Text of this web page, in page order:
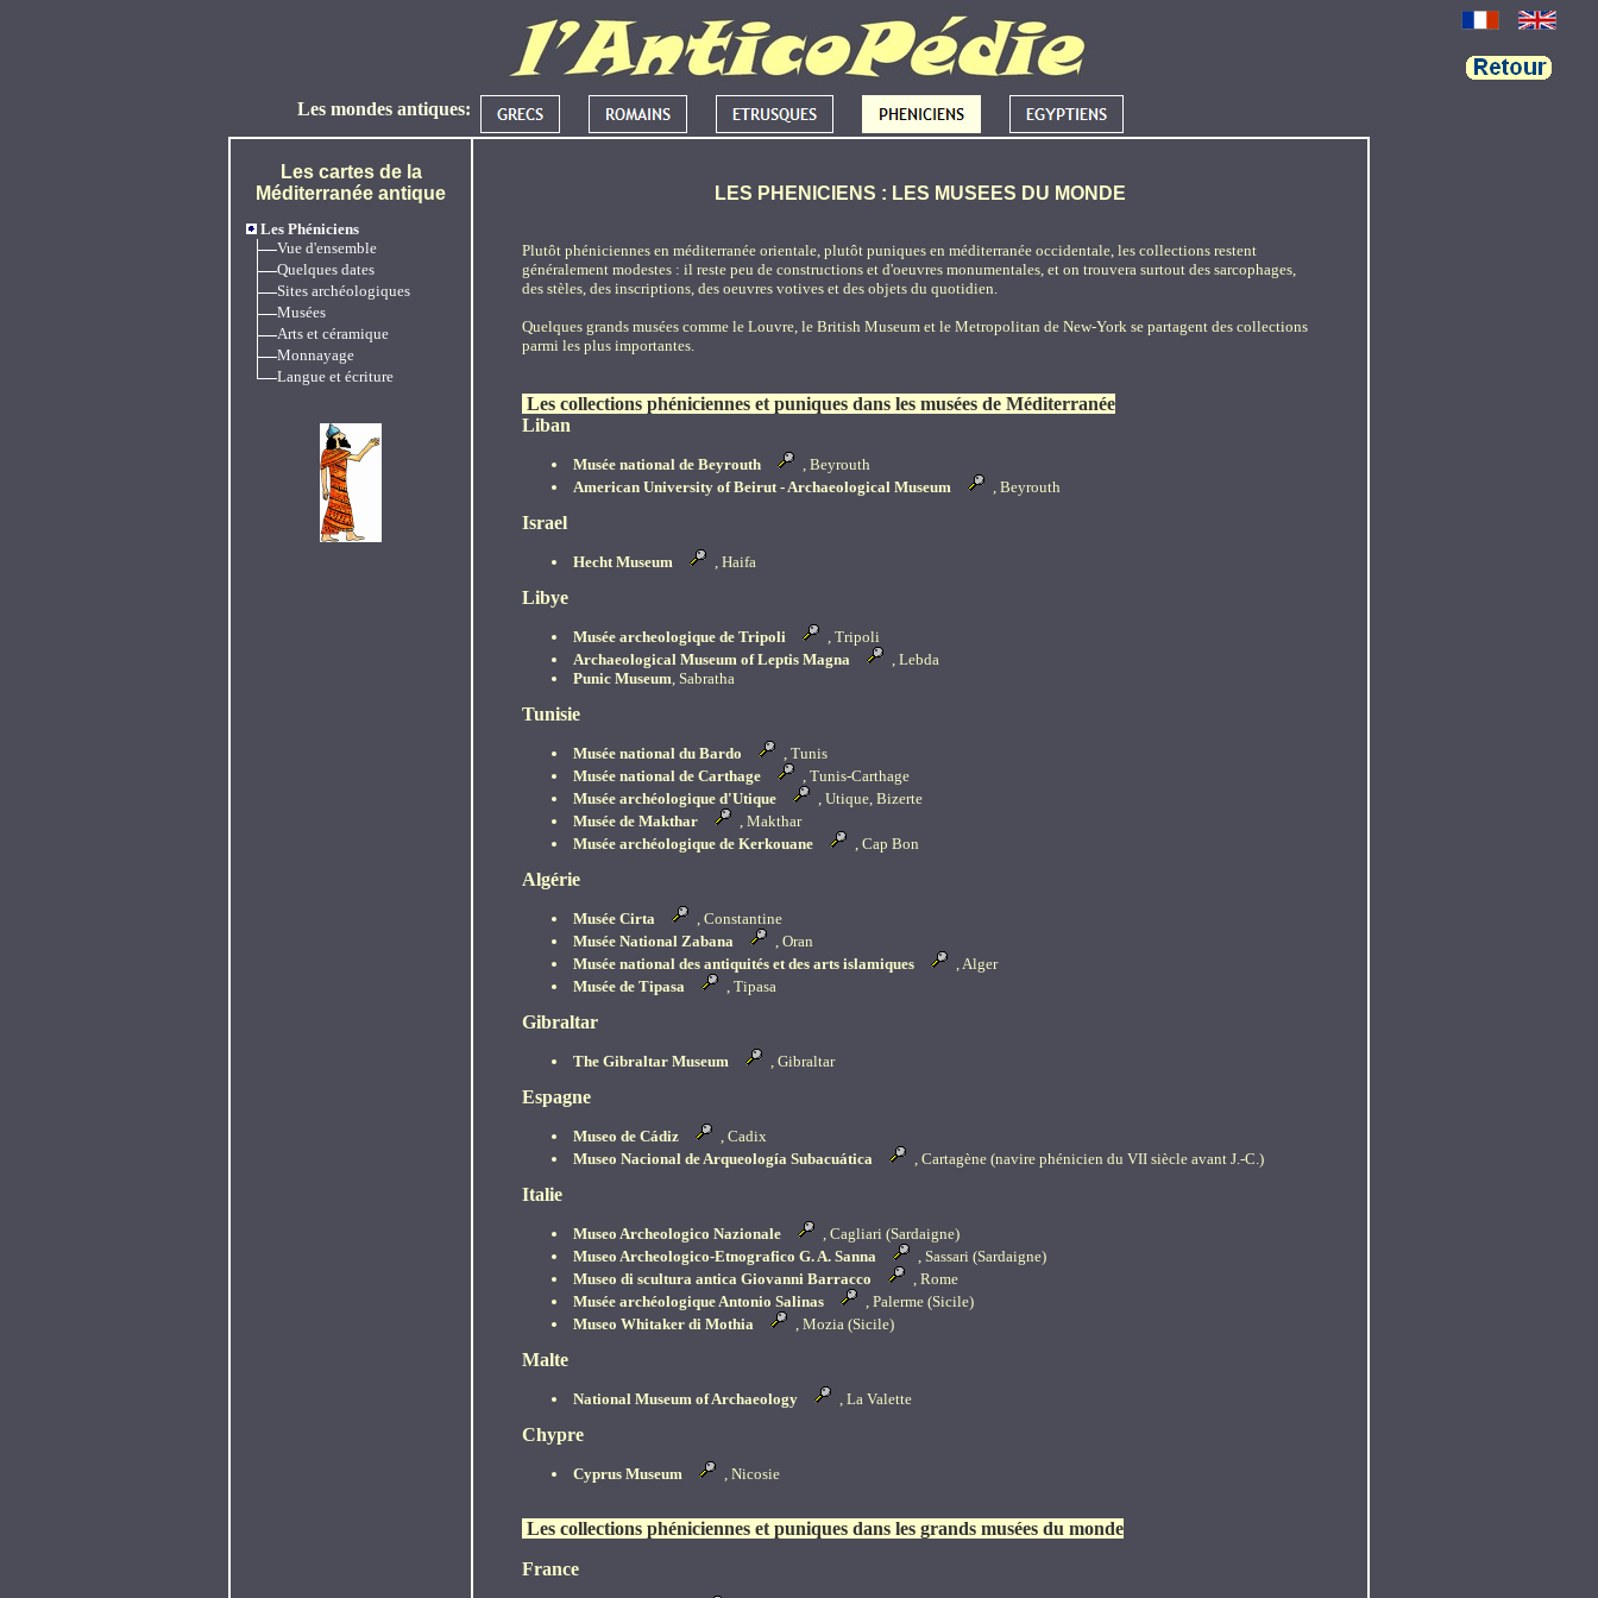
Les mondes antiques:
Les cartes de la
Méditerranée antique
Les Phéniciens
Vue d'ensemble
Quelques dates
Sites archéologiques
Musées
Arts et céramique
Monnayage
Langue et écriture
LES PHENICIENS : LES MUSEES DU MONDE
Plutôt phéniciennes en méditerranée orientale, plutôt puniques en méditerranée occidentale, les collections restent
généralement modestes : il reste peu de constructions et d'oeuvres monumentales, et on trouvera surtout des sarcophages,
des stèles, des inscriptions, des oeuvres votives et des objets du quotidien.
Quelques grands musées comme le Louvre, le British Museum et le Metropolitan de New-York se partagent des collections
parmi les plus importantes.
Les collections phéniciennes et puniques dans les musées de Méditerranée
Liban
Musée national de Beyrouth
, Beyrouth
American University of Beirut - Archaeological Museum
, Beyrouth
Israel
Hecht Museum , Haifa
Libye
Musée archeologique de Tripoli
, Tripoli
Archaeological Museum of Leptis Magna
, Lebda
Punic Museum, Sabratha
Tunisie
Musée national du Bardo
, Tunis
Musée national de Carthage
, Tunis-Carthage
Musée archéologique d'Utique
, Utique, Bizerte
Musée de Makthar
, Makthar
Musée archéologique de Kerkouane
, Cap Bon
Algérie
Musée Cirta
, Constantine
Musée National Zabana
, Oran
Musée national des antiquités et des arts islamiques
, Alger
Musée de Tipasa
, Tipasa
Gibraltar
The Gibraltar Museum , Gibraltar
Espagne
Museo de Cádiz
, Cadix
Museo Nacional de Arqueología Subacuática
, Cartagène (navire phénicien du VII siècle avant J.-C.)
Italie
Museo Archeologico Nazionale
, Cagliari (Sardaigne)
Museo Archeologico-Etnografico G. A. Sanna
, Sassari (Sardaigne)
Museo di scultura antica Giovanni Barracco
, Rome
Musée archéologique Antonio Salinas
, Palerme (Sicile)
Museo Whitaker di Mothia
, Mozia (Sicile)
Malte
National Museum of Archaeology , La Valette
Chypre
Cyprus Museum , Nicosie
Les collections phéniciennes et puniques dans les grands musées du monde
France